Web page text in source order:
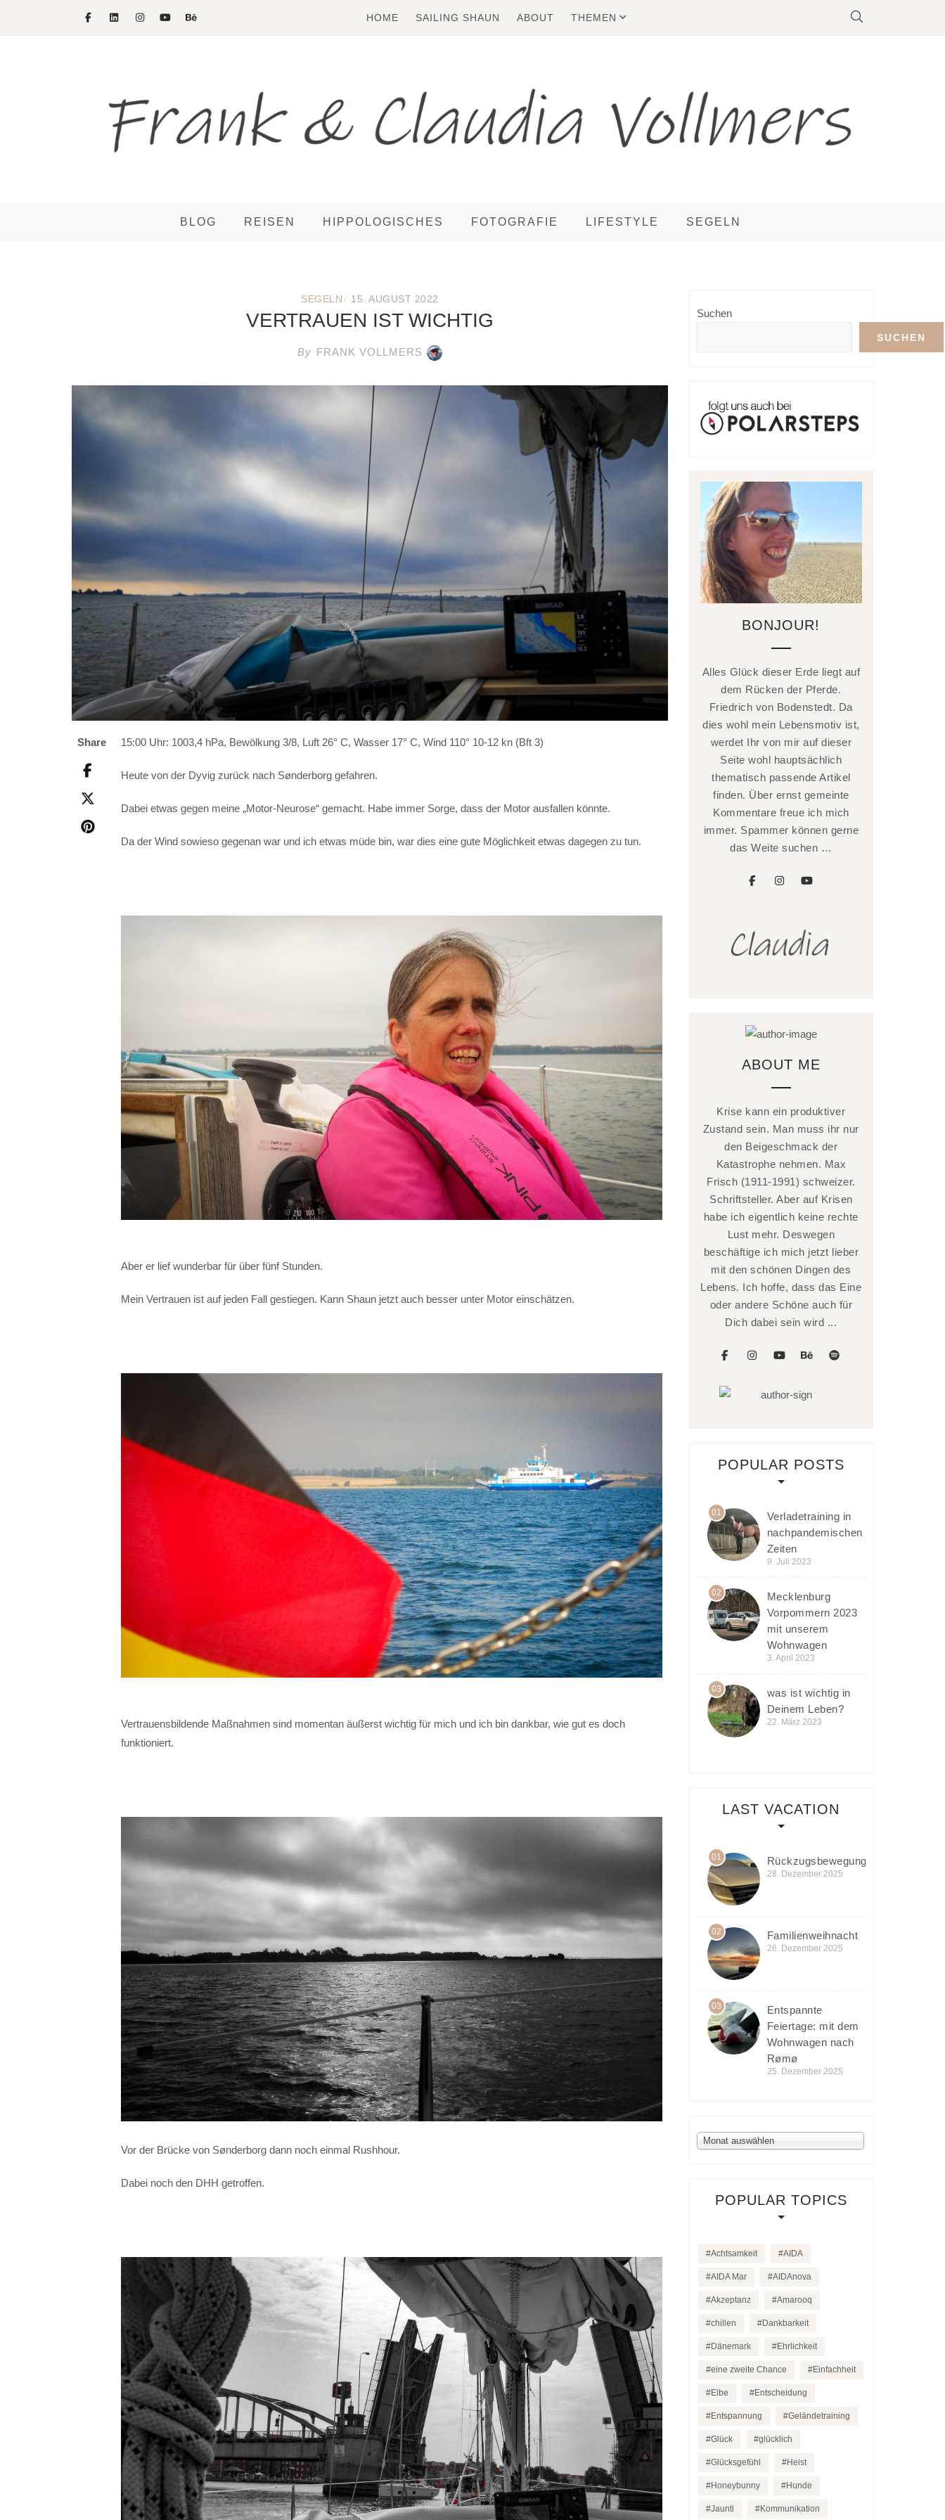
HOME SAILING SHAUN ABOUT THEMEN
BLOG REISEN HIPPOLOGISCHES FOTOGRAFIE LIFESTYLE SEGELN
SEGELN / 15. AUGUST 2022
VERTRAUEN IST WICHTIG
By FRANK VOLLMERS
Share 15:00 Uhr: 1003,4 hPa, Bewölkung 3/8, Luft 26° C, Wasser 17° C, Wind 110° 10-12 kn (Bft 3)
Heute von der Dyvig zurück nach Sønderborg gefahren.
Dabei etwas gegen meine „Motor-Neurose“ gemacht. Habe immer Sorge, dass der Motor ausfallen könnte.
Da der Wind sowieso gegenan war und ich etwas müde bin, war dies eine gute Möglichkeit etwas dagegen zu tun.
Aber er lief wunderbar für über fünf Stunden.
Mein Vertrauen ist auf jeden Fall gestiegen. Kann Shaun jetzt auch besser unter Motor einschätzen.
Vertrauensbildende Maßnahmen sind momentan äußerst wichtig für mich und ich bin dankbar, wie gut es doch
funktioniert.
Vor der Brücke von Sønderborg dann noch einmal Rushhour.
Dabei noch den DHH getroffen.
Suchen
SUCHEN
BONJOUR!
Alles Glück dieser Erde liegt auf
dem Rücken der Pferde.
Friedrich von Bodenstedt. Da
dies wohl mein Lebensmotiv ist,
werdet Ihr von mir auf dieser
Seite wohl hauptsächlich
thematisch passende Artikel
finden. Über ernst gemeinte
Kommentare freue ich mich
immer. Spammer können gerne
das Weite suchen …
ABOUT ME
Krise kann ein produktiver
Zustand sein. Man muss ihr nur
den Beigeschmack der
Katastrophe nehmen. Max
Frisch (1911-1991) schweizer.
Schriftsteller. Aber auf Krisen
habe ich eigentlich keine rechte
Lust mehr. Deswegen
beschäftige ich mich jetzt lieber
mit den schönen Dingen des
Lebens. Ich hoffe, dass das Eine
oder andere Schöne auch für
Dich dabei sein wird ...
facebook
instagram
youtube
behance
POPULAR POSTS
01
Verladetraining in
nachpandemischen
Zeiten
9. Juli 2023
02
Mecklenburg
Vorpommern 2023
mit unserem
Wohnwagen
3. April 2023
03
was ist wichtig in
Deinem Leben?
22. März 2023
LAST VACATION
01 Rückzugsbewegung
28. Dezember 2025
02 Familienweihnacht
26. Dezember 2025
03
Entspannte
Feiertage: mit dem
Wohnwagen nach
Rømø
25. Dezember 2025
Archiv
Monat auswählen
POPULAR TOPICS
Achtsamkeit AIDA
AIDA Mar AIDAnova
Akzeptanz Amarooq
chillen Dankbarkeit
Dänemark Ehrlichkeit
eine zweite Chance Einfachheit
Elbe Entscheidung
Entspannung Geländetraining
Glück glücklich
Glücksgefühl Heist
Honeybunny Hunde
Jaunti Kommunikation